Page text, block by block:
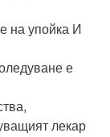
на упойка И
е
лекар